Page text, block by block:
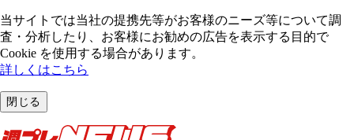
当サイトでは当社の提携先等がお客様のニーズ等について調
査・分析したり、お客様にお勧めの広告を表⽰する⽬的で
Cookie を使⽤する場合があります。
詳しくはこちら
閉じる